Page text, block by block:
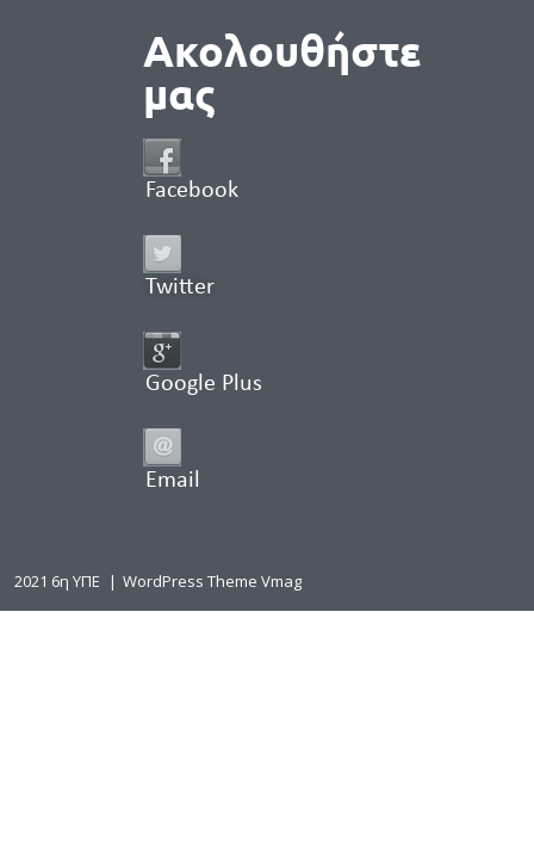
Ακολουθήστε
μας
Facebook
Twitter
Google Plus
Email
2021 6η ΥΠΕ | WordPress Theme Vmag